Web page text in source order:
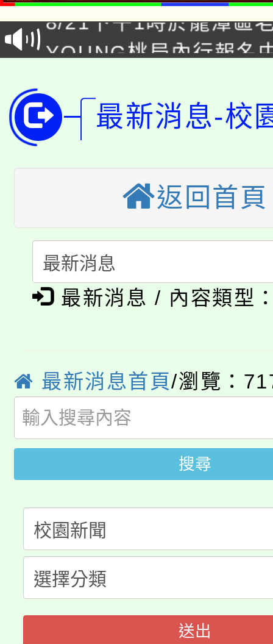
場熱烈登場!
8/21下午1時於龍潭區
徵才活動。
YOUNG桃局內行報名
開!
115年桃園市運動會8/
田徑場及游泳池舉行。
桃園市低收入戶享有免
視費優惠，中低收入戶
半價優惠，詳情可洽有
者。
大園自造教育及科技中
份教師增能研習
大溪自造教育及科技
份教師研習
淨零綠生活教案入校路
會
115年食農教育專業人
程
「本色祭」8/29、30在
局官網。
8月14至27日，桃園電
開!
115年桃園市運動會8/
田徑場及游泳池舉行。
桃園市低收入戶享有免
視費優惠，中低收入戶
半價優惠，詳情可洽有
者。
大園自造教育及科技
份教師增能研習
份教師研習
淨零綠生活教案入校路
會
115年食農教育專業人
程
最新消息-校
返回首頁
最新消息 / 內容類型
最新消息首頁/瀏覽：
搜尋
送出